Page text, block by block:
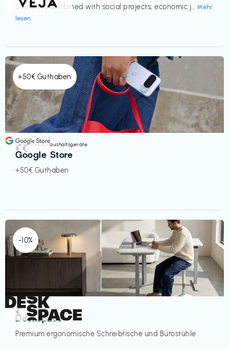
Sneakers combined with social projects, economic j... Mehr
lesen
+50€ Guthaben
Elektronik & Haushaltsgeräte
Google Store
+50€ Guthaben
€€‎
-10%
Homeoffice Möbel
Deskspace
Premium ergonomische Schreibtische und Bürostühle
€‎